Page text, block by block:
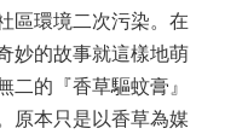
區環境二次污染。在
妙的故事就這樣地萌
二的『香草驅蚊膏』
原本只是以香草為媒